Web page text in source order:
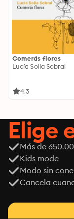
Comerás flores
Lucía Solla Sobral
4.3
Elige
Más de
Kids mode
Modo sin
Cancela